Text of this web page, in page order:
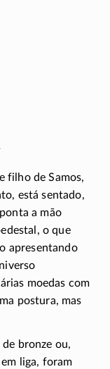
filho de Samos,
está sentado,
a mão
o que
apresentando
moedas com
postura, mas
de bronze ou,
liga, foram